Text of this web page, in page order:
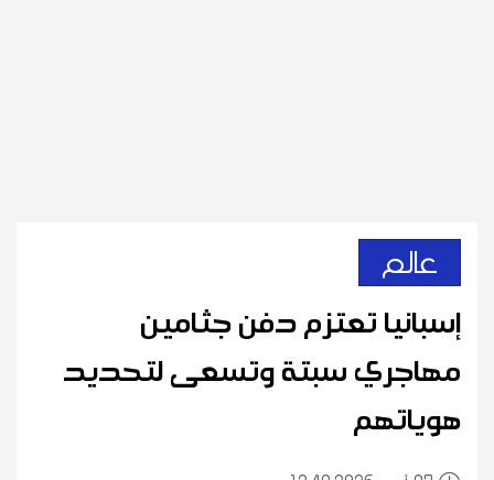
عالم
إسبانيا تعتزم دفن جثامين
مهاجري سبتة وتسعى لتحديد
هوياتهم